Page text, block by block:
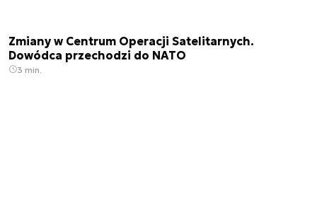
Zmiany w Centrum Operacji Satelitarnych.
Dowódca przechodzi do NATO
3 min.